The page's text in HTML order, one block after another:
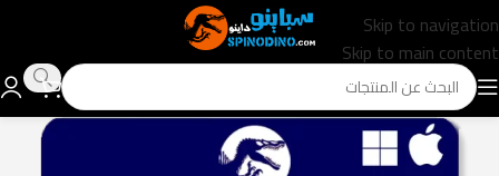
Skip to navigation
Skip to main content